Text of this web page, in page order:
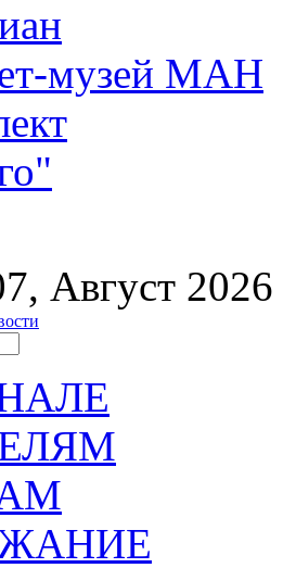
музей МАН
Август 2026